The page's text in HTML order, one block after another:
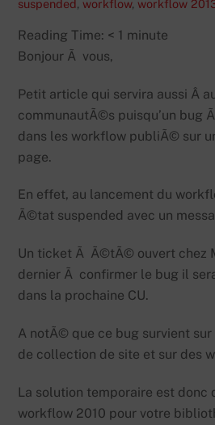
suspended , workflow, workflow
Reading Time: < 1 minute
Bonjour Ã vous,
Petit article qui servira aussi Â
communautÃ©s puisqu’un
dans les workflow publiÃ© sur
page.
En effet, au lancement du
Ã©tat suspended avec un
Un ticket Ã Ã©tÃ© ouvert chez
dernier Ã confirmer le bug il
dans la prochaine CU.
A notÃ© que ce bug survient
de collection de site et sur des
La solution temporaire est donc
workflow 2010 pour votre